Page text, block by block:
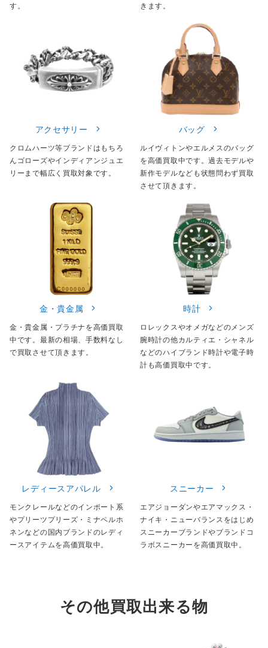
す。
きます。
アクセサリー
クロムハーツ等ブランドはもちろ
んゴローズやインディアンジュエ
リーまで幅広く買取対象です。
バッグ
ルイヴィトンやエルメスのバッグ
を高価買取中です。過去モデルや
新作モデルなども状態問わず買取
させて頂きます。
金・貴金属
金・貴金属・プラチナを高価買取
中です。最新の相場、手数料なし
で買取させて頂きます。
時計
ロレックスやオメガなどのメンズ
腕時計の他カルティエ・シャネル
などのハイブランド時計や電子時
計も高価買取中です。
レディースアパレル
モンクレールなどのインポート系
やプリーツプリーズ・ミナペルホ
ネンなどの国内ブランドのレディ
ースアイテムを高価買取中。
スニーカー
エアジョーダンやエアマックス・
ナイキ・ニューバランスをはじめ
スニーカーブランドやブランドコ
ラボスニーカーを高価買取中。
その他買取出来る物